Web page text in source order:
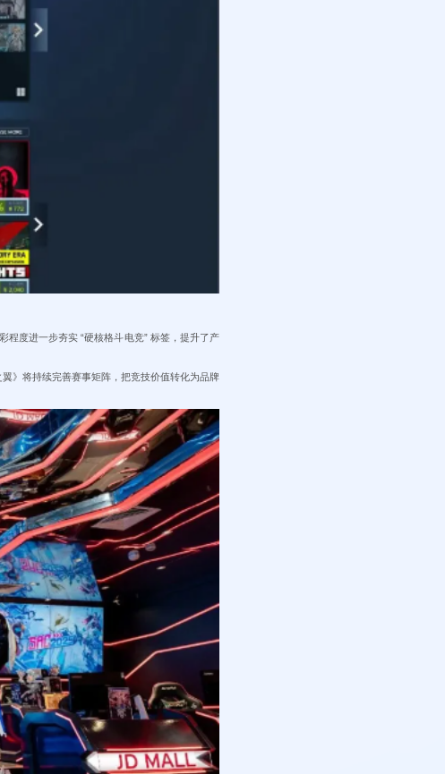
度进一步夯实 “硬核格斗电竞” 标签，提升了产
》将持续完善赛事矩阵，把竞技价值转化为品牌